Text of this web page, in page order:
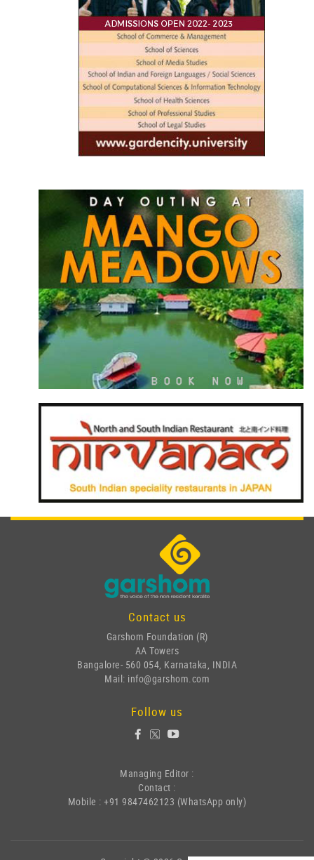
Contact us
Garshom Foundation (R)
AA Towers
Bangalore- 560 054, Karnataka, INDIA
Mail: info@garshom.com
Follow us
Managing Editor :
Contact :
Mobile : +91 9847462123 (WhatsApp only)